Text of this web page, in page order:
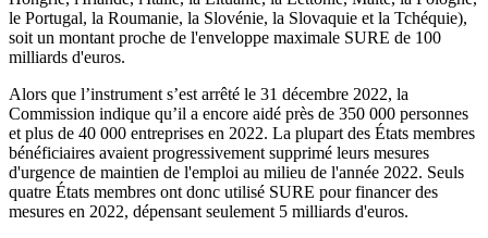
le Portugal, la Roumanie, la Slovénie, la Slovaquie et la Tchéquie),
soit un montant proche de l'enveloppe maximale SURE de 100
milliards d'euros.
Alors que l’instrument s’est arrêté le 31 décembre 2022, la
Commission indique qu’il a encore aidé près de 350 000 personnes
et plus de 40 000 entreprises en 2022. La plupart des États membres
bénéficiaires avaient progressivement supprimé leurs mesures
d'urgence de maintien de l'emploi au milieu de l'année 2022. Seuls
quatre États membres ont donc utilisé SURE pour financer des
mesures en 2022, dépensant seulement 5 milliards d'euros.